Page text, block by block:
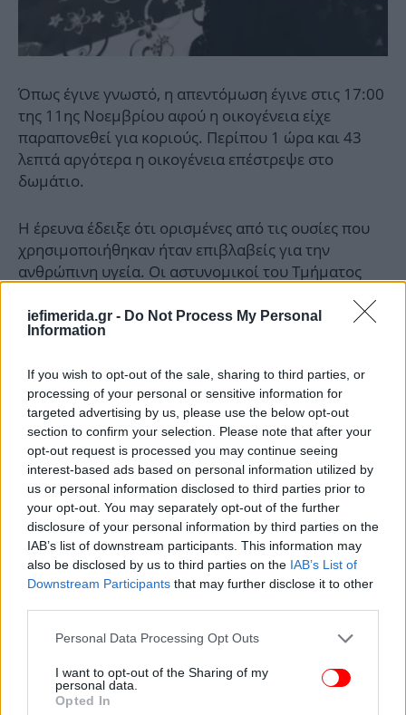
iefimerida.gr - Do Not Process My Personal
Information
If you wish to opt-out of the sale, sharing to third parties, or
processing of your personal or sensitive information for
targeted advertising by us, please use the below opt-out
section to confirm your selection. Please note that after your
opt-out request is processed you may continue seeing
interest-based ads based on personal information utilized by
us or personal information disclosed to third parties prior to
your opt-out. You may separately opt-out of the further
disclosure of your personal information by third parties on the
IAB’s list of downstream participants. This information may
also be disclosed by us to third parties on the IAB’s List of
Downstream Participants that may further disclose it to other
Please note that this website/app uses one or more Google
not limited to your visit or usage behaviour. You may click to
grant or deny consent to Google and its third-party tags to
use your data for below specified purposes in below Google
Personal Data Processing Opt Outs
I want to opt-out of the Sharing of my
personal data.
Opted In
Όπως έγινε γνωστό, η απεντόμωση έγινε στις 17:00
της 11ης Νοεμβρίου αφού η οικογένεια είχε
παραπονεθεί για κοριούς. Περίπου 1 ώρα και 43
λεπτά αργότερα η οικογένεια επέστρεψε στο
δωμάτιο.
Η έρευνα έδειξε ότι ορισμένες από τις ουσίες που
χρησιμοποιήθηκαν ήταν επιβλαβείς για την
ανθρώπινη υγεία. Οι αστυνομικοί του Τμήματος
«φωσφιδίου του αργιλίου», ένα συστατικό
εντομοκτόνου που εισέρχεται στο σώμα μέσω της
Αποκαλύφθηκε επίσης ότι η εταιρεία που
πραγματοποίησε την απεντόμωση δεν διέθετε
άδεια και τα απαιτούμενα πιστοποιητικά
εκπαίδευσης για τους εργαζόμενους.
Χημικός εξήγησε τους κινδύνους από την έκθεση
στη συγκεκριμένη χημική ουσία λέγοντας: «Για τους
κοριούς χρησιμοποιείται νόμιμα το φάρμακο
Sulfuryl Fluoride σε συγκέντρωση 99,8%. Απαιτείται
εξαερισμός έξι ωρών. Το φωσφίδιο του αργιλίου
την ουσία, αλλά στο αέριο που απελευθερώνει.
Μετά την εφαρμογή φωσφιδίου του αργιλίου,
απαγορεύεται η είσοδος στο χώρο για 24 ώρες».